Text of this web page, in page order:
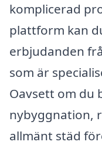
komplicerad
plattform kan
erbjudanden
som är
Oavsett om du
nybyggnation,
allmänt städ